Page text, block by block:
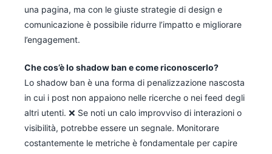
una pagina, ma con le giuste strategie di design e
comunicazione è possibile ridurre l’impatto e migliorare
l’engagement.
Che cos’è lo shadow ban e come riconoscerlo?
Lo shadow ban è una forma di penalizzazione nascosta
in cui i post non appaiono nelle ricerche o nei feed degli
altri utenti. ❌ Se noti un calo improvviso di interazioni o
visibilità, potrebbe essere un segnale. Monitorare
costantemente le metriche è fondamentale per capire